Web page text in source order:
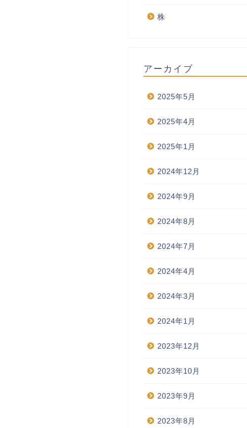
株
アーカイブ
2025年5月
2025年4月
2025年1月
2024年12月
2024年9月
2024年8月
2024年7月
2024年4月
2024年3月
2024年1月
2023年12月
2023年10月
2023年9月
2023年8月